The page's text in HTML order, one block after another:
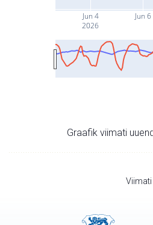
Jun 4
2026
Jun 6
Graafik viimati